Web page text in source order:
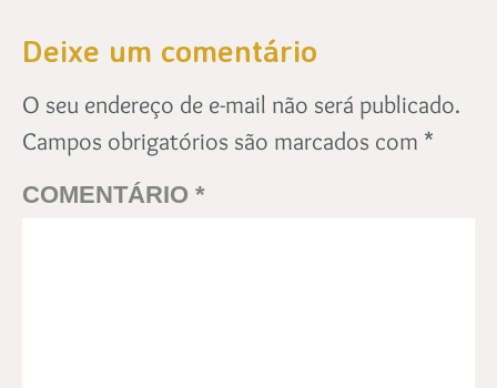
Deixe um comentário
O seu endereço de e-mail não será publicado.
Campos obrigatórios são marcados com *
COMENTÁRIO *